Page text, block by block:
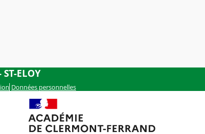
ELOY
Données personnelles